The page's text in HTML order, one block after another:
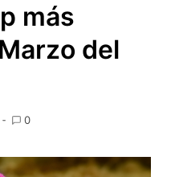
más
del
0